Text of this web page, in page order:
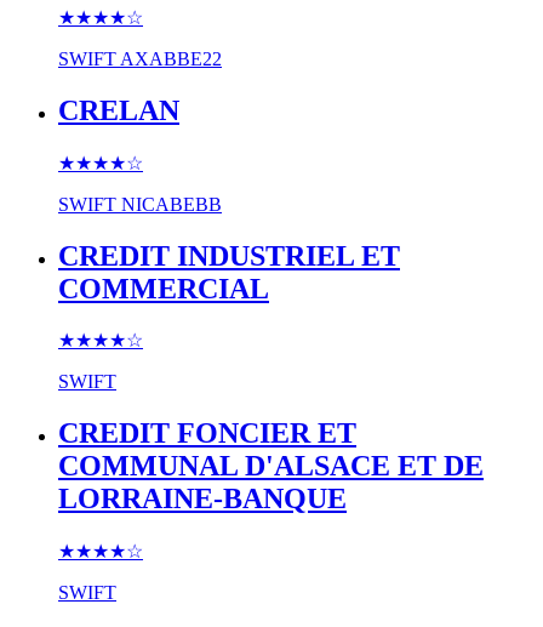
★★★★☆
SWIFT AXABBE22
CRELAN
★★★★☆
SWIFT NICABEBB
CREDIT INDUSTRIEL ET
COMMERCIAL
★★★★☆
SWIFT
CREDIT FONCIER ET
COMMUNAL D'ALSACE ET DE
LORRAINE-BANQUE
★★★★☆
SWIFT